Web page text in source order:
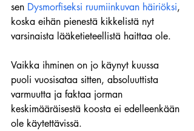
sen Dysmorfiseksi ruumiinkuvan häiriöksi,
koska eihän pienestä kikkelistä nyt
varsinaista lääketieteellistä haittaa ole.
Vaikka ihminen on jo käynyt kuussa
puoli vuosisataa sitten, absoluuttista
varmuutta ja faktaa jorman
keskimääräisestä koosta ei edelleenkään
ole käytettävissä.